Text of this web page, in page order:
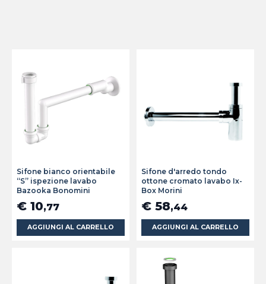
Sifone bianco orientabile
“S” ispezione lavabo
Bazooka Bonomini
€ 10,77
AGGIUNGI AL CARRELLO
Sifone d'arredo tondo
ottone cromato lavabo Ix-
Box Morini
€ 58,44
AGGIUNGI AL CARRELLO